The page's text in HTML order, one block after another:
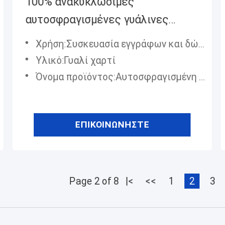
αυτοσφραγισμένες γυάλινες
τσάντες χαρτιού Custom logo
βιοδιασπώμενες τσάντες χαρτιού
Χρήση:Συσκευασία εγγράφων και δώρων κ.λπ.
Υλικό:Γυαλί χαρτί
Όνομα προϊόντος:Αυτοσφραγισμένη γυάλινη χάρτινη σακούλα
ΕΠΙΚΟΙΝΩΝΉΣΤΕ
Page 2 of 8 |< << 1 2 3